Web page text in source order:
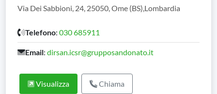
Via Dei Sabbioni, 24, 25050, Ome (BS),Lombardia
Telefono: 030 685911
Email: dirsan.icsr@grupposandonato.it
Visualizza Chiama